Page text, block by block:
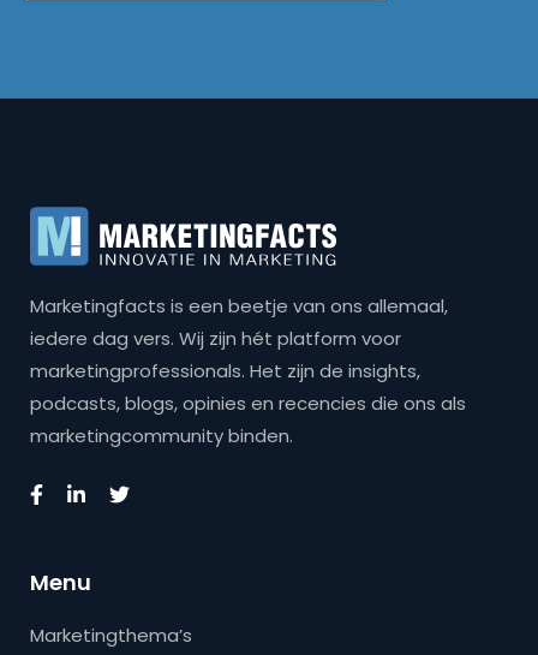
Marketingfacts is een beetje van ons allemaal,
iedere dag vers. Wij zijn hét platform voor
marketingprofessionals. Het zijn de insights,
podcasts, blogs, opinies en recencies die ons als
marketingcommunity binden.
Menu
Marketingthema’s